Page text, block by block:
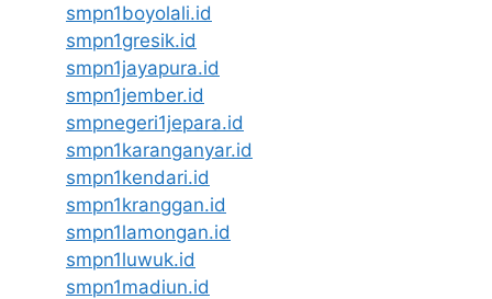
smpn1boyolali.id
smpn1gresik.id
smpn1jayapura.id
smpn1jember.id
smpnegeri1jepara.id
smpn1karanganyar.id
smpn1kendari.id
smpn1kranggan.id
smpn1lamongan.id
smpn1luwuk.id
smpn1madiun.id